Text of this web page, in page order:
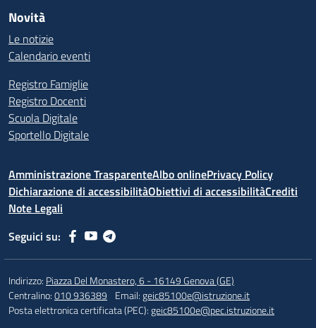
Novità
Le notizie
Calendario eventi
Registro Famiglie
Registro Docenti
Scuola Digitale
Sportello Digitale
Amministrazione TrasparenteAlbo onlinePrivacy Policy
Dichiarazione di accessibilitàObiettivi di accessibilitàCrediti
Note Legali
Seguici su:
Indirizzo: Piazza Del Monastero, 6 - 16149 Genova (GE)
Centralino:010 936389 Email:geic85100e@istruzione.it
Posta elettronica certificata (PEC):geic85100e@pec.istruzione.it